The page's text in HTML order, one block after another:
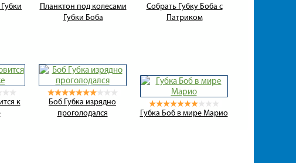
Планктон под колесами
Губки Боба
Собрать Губку Боба с
Патриком
к
Боб Губка изрядно
проголодался
Губка Боб в мире Марио